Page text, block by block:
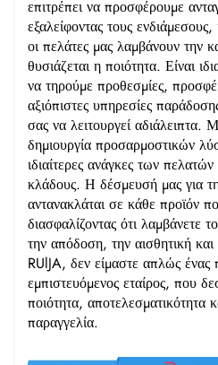
επιτρέπει να προσφέρουμε
εξαλείφοντας τους
οι πελάτες μας λαμβάνουν την
θυσιάζεται η ποιότητα. Είναι
να τηρούμε προθεσμίες,
αξιόπιστες υπηρεσίες
σας να λειτουργεί αδιάλειπτα.
δημιουργία προσαρμοστικών
ιδιαίτερες ανάγκες των
κλάδους. Η δέσμευσή μας για
αντανακλάται σε κάθε προϊόν
διασφαλίζοντας ότι λαμβάνετε
την απόδοση, την αισθητική
RUlJA, δεν είμαστε απλώς ένας
εμπιστευόμενος εταίρος, που
ποιότητα, αποτελεσματικότητα
παραγγελία.